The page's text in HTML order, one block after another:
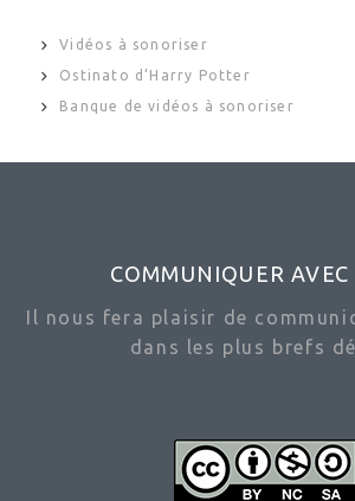
Vidéos à sonoriser
Ostinato d’Harry Potter
Banque de vidéos à sonoriser
COMMUNIQUER AVEC
Il nous fera plaisir de
dans les plus brefs